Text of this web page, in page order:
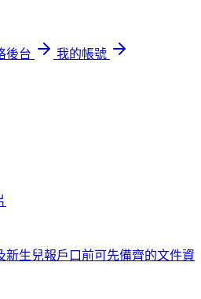
後台
我的帳號
新生兒報戶口前可先備齊的文件資